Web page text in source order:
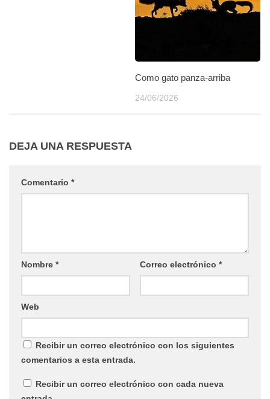
Como gato panza-arriba
24/06/2026
DEJA UNA RESPUESTA
Comentario *
Nombre * Correo electrónico *
Web
Recibir un correo electrónico con los siguientes
comentarios a esta entrada.
Recibir un correo electrónico con cada nueva